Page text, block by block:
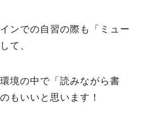
ンでの自習の際も「ミュー
て、
境の中で「読みながら書
もいいと思います！